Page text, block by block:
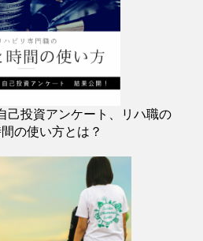
己投資アンケート、リハ職の
の使い方とは？